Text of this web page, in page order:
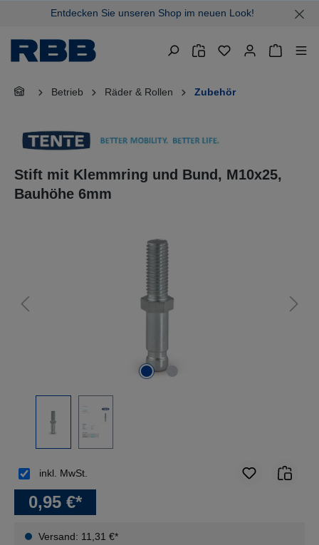
springenEntdecken Sie unseren Shop im neuen Look!
Betrieb Räder & Rollen Zubehör
Stift mit Klemmring und Bund, M10x25,
Bauhöhe 6mm
0,95 €*
Versand: 11,31 €*
inkl. MwSt.